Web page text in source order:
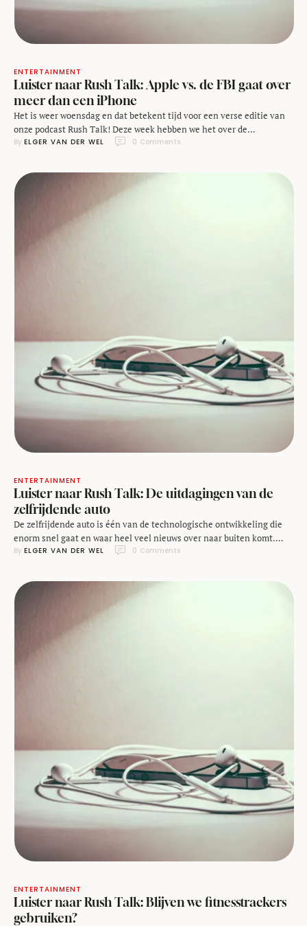
ENTERTAINMENT
Luister naar Rush Talk: Apple vs. de FBI gaat over
meer dan een iPhone
Het is weer woensdag en dat betekent tijd voor een verse editie van
onze podcast Rush Talk! Deze week hebben we het over de
encryptiediscussie tussen Apple en de FBI. Een Amerikaanse rechter
kraken met de toegangscode van de iPhone van een verdachte …
By ELGER VAN DER WEL 0 Comments
ENTERTAINMENT
Luister naar Rush Talk: De uitdagingen van de
zelfrijdende auto
De zelfrijdende auto is één van de technologische ontwikkeling die
enorm snel gaat en waar heel veel nieuws over naar buiten komt.
Natuurlijk hebben we Google's project en de functionaliteiten die
traditionele autofabrikanten zijn enorm druk op dit vlak. En dan
hebben we het …
By ELGER VAN DER WEL 0 Comments
ENTERTAINMENT
Luister naar Rush Talk: Blijven we fitnesstrackers
gebruiken?